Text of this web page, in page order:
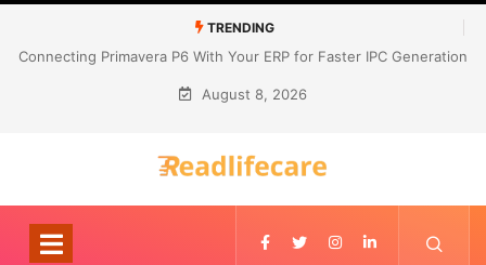
TRENDING
Connecting Primavera P6 With Your ERP for Faster IPC Generation
August 8, 2026